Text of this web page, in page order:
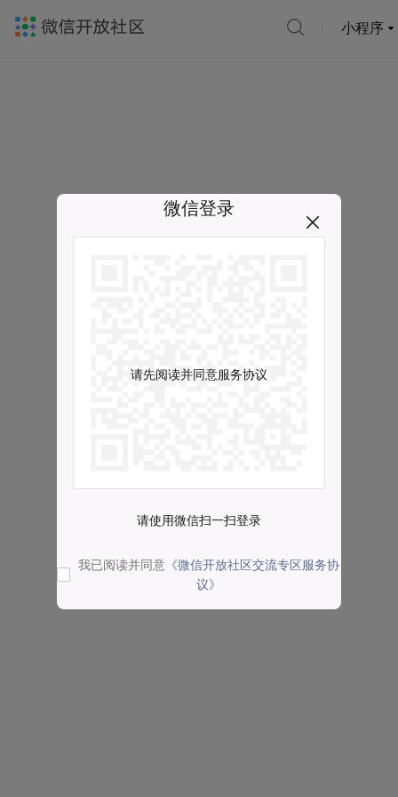
小程序
微信登录
请先阅读并同意服务协议
请使用微信扫一扫登录
我已阅读并同意 《微信开放社区交流专区服务协
议》